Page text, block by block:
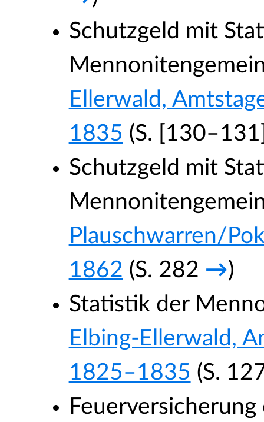
Schutzgeld mit
Ellerwald,
1835 (S.
Schutzgeld mit
Plauschwarren/
1862 (S. 282 →)
Statistik der
Elbing-Ellerwald,
1825–1835 (S.